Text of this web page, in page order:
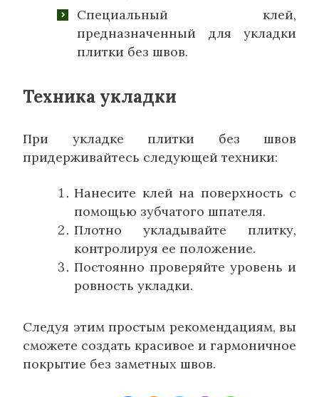
Специальный клей,
предназначенный для укладки
плитки без швов.
Техника укладки
При укладке плитки без швов
придерживайтесь следующей техники:
Нанесите клей на поверхность с
помощью зубчатого шпателя.
Плотно укладывайте плитку,
контролируя ее положение.
Постоянно проверяйте уровень и
ровность укладки.
Следуя этим простым рекомендациям, вы
сможете создать красивое и гармоничное
покрытие без заметных швов.